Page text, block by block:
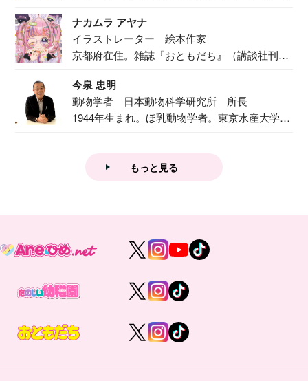
ナカムラ アヤナ
イラストレーター 絵本作家
京都府在住。雑誌『おともだち』（講談社刊）
今泉 忠明
動物学者 日本動物科学研究所 所長
1944年生まれ。ほ乳動物学者。東京水産大学卒
もっと見る